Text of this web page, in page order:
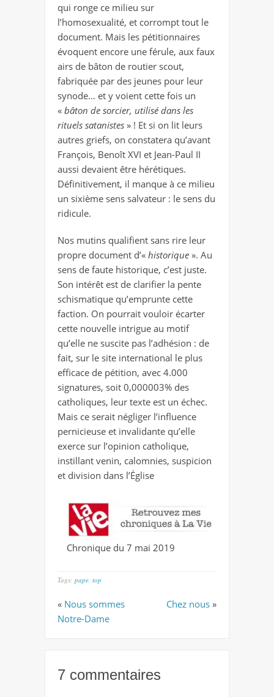
qui ronge ce milieu sur
l’homosexualité, et corrompt tout le
document. Mais les pétitionnaires
évoquent encore une férule, aux faux
airs de bâton de routier scout,
fabriquée par des jeunes pour leur
synode… et y voient cette fois un
« bâton de sorcier, utilisé dans les
rituels satanistes » ! Et si on lit leurs
autres griefs, on constatera qu’avant
François, Benoît XVI et Jean-Paul II
aussi devaient être hérétiques.
Définitivement, il manque à ce milieu
un sixième sens salvateur : le sens du
ridicule.
Nos mutins qualifient sans rire leur
propre document d’« historique ». Au
sens de faute historique, c’est juste.
Son intérêt est de clarifier la pente
schismatique qu’emprunte cette
faction. On pourrait vouloir écarter
cette nouvelle intrigue au motif
qu’elle ne suscite pas l’adhésion : de
fait, sur le site international le plus
efficace de pétition, avec 4.000
signatures, soit 0,000003% des
catholiques, leur texte est un échec.
Mais ce serait négliger l’influence
pernicieuse et invalidante qu’elle
exerce sur l’opinion catholique,
instillant venin, calomnies, suspicion
et division dans l’Église
Chronique du 7 mai 2019
Tags: pape, top
« Nous sommes
Notre-Dame
Chez nous »
7 commentaires